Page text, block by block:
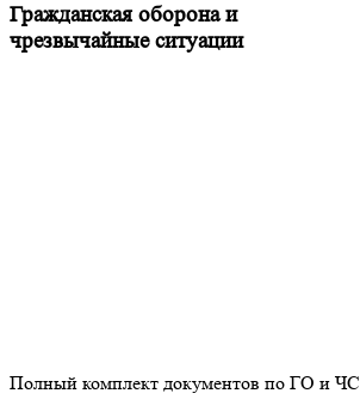
Гражданская оборона и
чрезвычайные ситуации
Полный комплект документов по ГО и ЧС